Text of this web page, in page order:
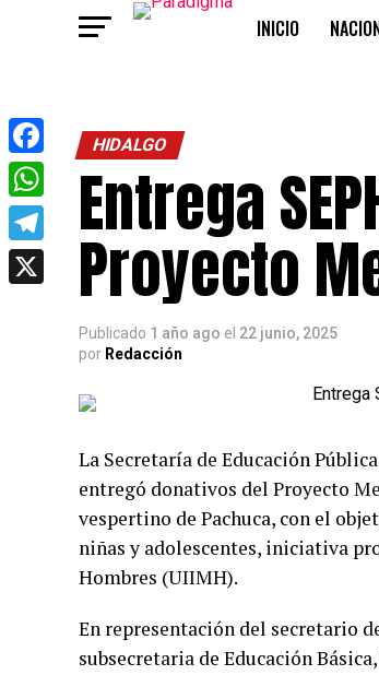
INICIO
HIDALGO
Entrega
Proyecto
Publicado 1 año ago el 22 junio, 2025
por Redacción
La Secretaría de Educación
entregó donativos del Proyecto
vespertino de Pachuca, con el
niñas y adolescentes, iniciativa
Hombres (UIIMH).
En representación del secretario
subsecretaria de Educación
Facebook
WhatsApp
Telegram